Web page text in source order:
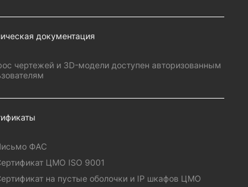
документация
чертежей и 3D-модели доступен авторизованным
ФАС
ЦМО ISO 9001
на пустые оболочки и IP шкафов ЦМО